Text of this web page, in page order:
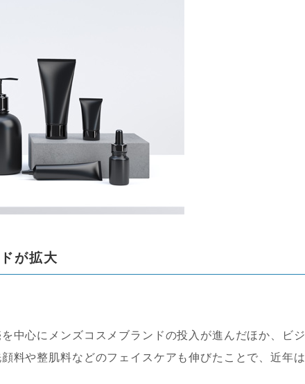
が拡大
中心にメンズコスメブランドの投入が進んだほか、ビジ
料や整肌料などのフェイスケアも伸びたことで、近年は